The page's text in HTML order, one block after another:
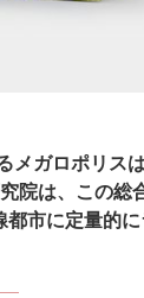
メガロポリス
院は、この総
市に定量的